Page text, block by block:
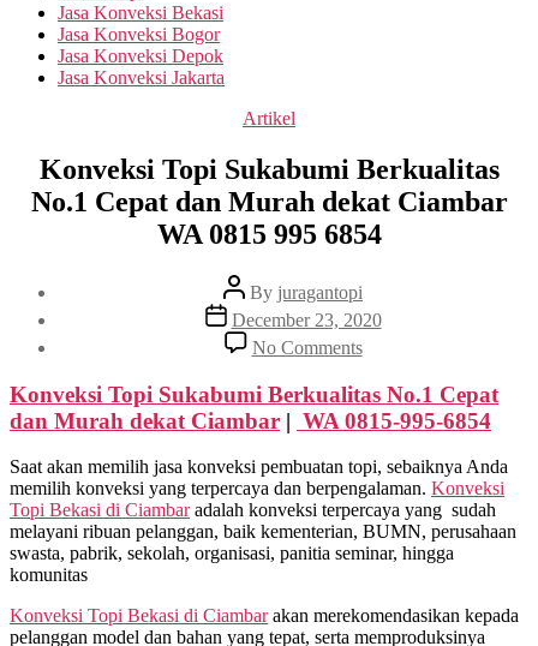
Jasa Konveksi Bekasi
Jasa Konveksi Bogor
Jasa Konveksi Depok
Jasa Konveksi Jakarta
Categories
Artikel
Konveksi Topi Sukabumi Berkualitas
No.1 Cepat dan Murah dekat Ciambar
WA 0815 995 6854
Post
author
By juragantopi
Post
date
December 23, 2020
No Commentson
Konveksi
Topi
Sukabumi
Berkualitas
Cepat
dan
Murah
dekat
Ciambar
995
Konveksi Topi Sukabumi Berkualitas No.1 Cepat
dan Murah dekat Ciambar | WA 0815-995-6854
Saat akan memilih jasa konveksi pembuatan topi, sebaiknya Anda
memilih konveksi yang terpercaya dan berpengalaman. Konveksi
Topi Bekasi di Ciambaradalah konveksi terpercaya yang sudah
melayani ribuan pelanggan, baik kementerian, BUMN, perusahaan
swasta, pabrik, sekolah, organisasi, panitia seminar, hingga
komunitas
Konveksi Topi Bekasi di Ciambarakan merekomendasikan kepada
pelanggan model dan bahan yang tepat, serta memproduksinya